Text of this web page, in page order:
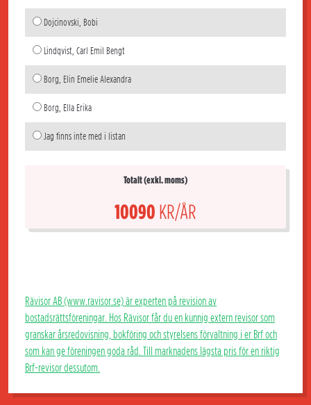
Dojcinovski, Bobi
Lindqvist, Carl Emil Bengt
Borg, Elin Emelie Alexandra
Borg, Ella Erika
Jag finns inte med i listan
Totalt (exkl. moms)
10090 KR/ÅR
Rävisor AB (www.ravisor.se) är experten på revision av
bostadsrättsföreningar. Hos Rävisor får du en kunnig extern revisor som
granskar årsredovisning, bokföring och styrelsens förvaltning i er Brf och
som kan ge föreningen goda råd. Till marknadens lägsta pris för en riktig
Brf-revisor dessutom.